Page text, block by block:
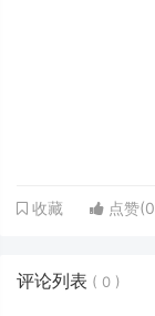
收藏 点赞(0
评论列表 ( 0 )